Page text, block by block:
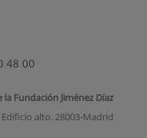
48 00
Fundación Jiménez Díaz
alto. 28003-Madrid